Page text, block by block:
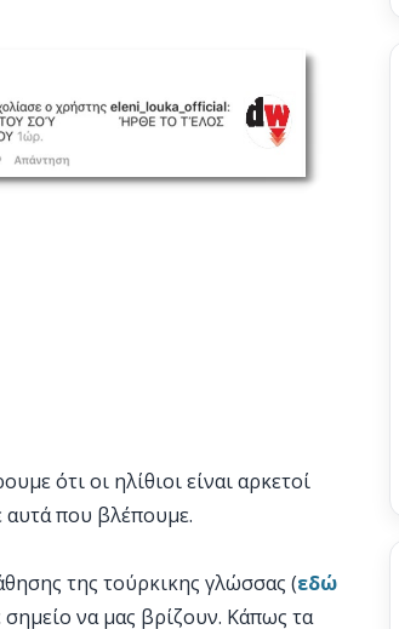
ότι οι ηλίθιοι είναι αρκετοί
αυτά που βλέπουμε.
της τούρκικης γλώσσας (εδώ
να μας βρίζουν. Κάπως τα